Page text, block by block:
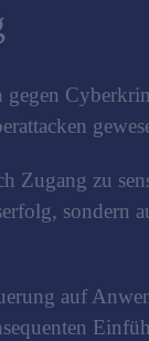
Zugang zu
sondern
auf